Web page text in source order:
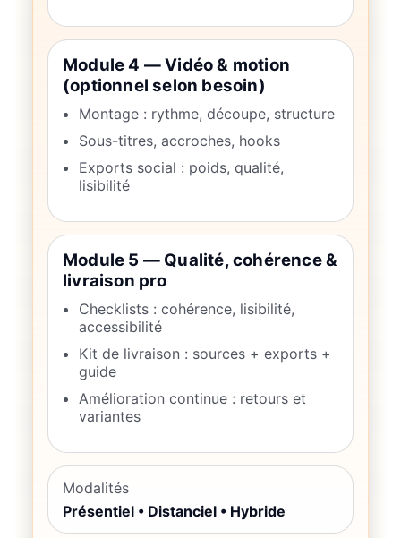
Module 4 — Vidéo & motion
(optionnel selon besoin)
Montage : rythme, découpe, structure
Sous-titres, accroches, hooks
Exports social : poids, qualité,
lisibilité
Module 5 — Qualité, cohérence &
livraison pro
Checklists : cohérence, lisibilité,
accessibilité
Kit de livraison : sources + exports +
guide
Amélioration continue : retours et
variantes
Modalités
Présentiel • Distanciel • Hybride